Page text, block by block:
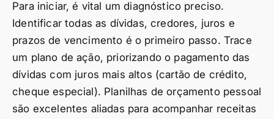
Para iniciar, é vital um diagnóstico preciso.
Identificar todas as dívidas, credores, juros e
prazos de vencimento é o primeiro passo. Trace
um plano de ação, priorizando o pagamento das
dívidas com juros mais altos (cartão de crédito,
cheque especial). Planilhas de orçamento pessoal
são excelentes aliadas para acompanhar receitas